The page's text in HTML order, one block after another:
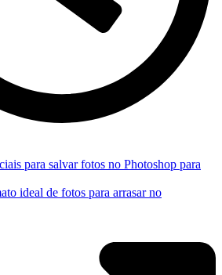
para salvar fotos no Photoshop para
ideal de fotos para arrasar no